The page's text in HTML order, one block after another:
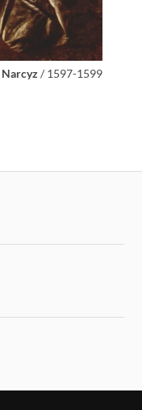
Narcyz / 1597-1599